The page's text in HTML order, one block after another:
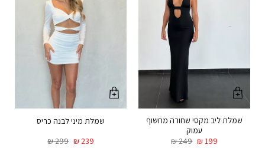
שמלת ליב מקסי שחורה מחשוף
עמוק
₪249 ₪199
שמלת מיני לבנה כריס
₪299 ₪239